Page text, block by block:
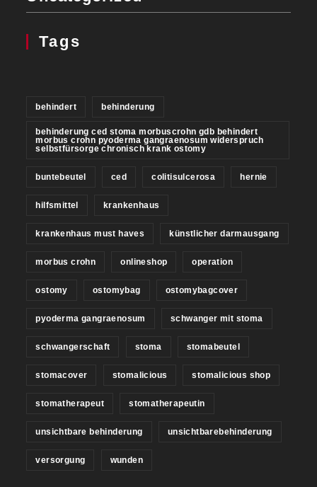
Tags
behindert behinderung
behinderung ced stoma morbuscrohn gdb behindert
morbus crohn pyoderma gangraenosum widerspruch
selbstfürsorge chronisch krank ostomy
buntebeutel ced colitisulcerosa hernie
hilfsmittel krankenhaus
krankenhaus must haves künstlicher darmausgang
morbus crohn onlineshop operation
ostomy ostomybag ostomybagcover
pyoderma gangraenosum schwanger mit stoma
schwangerschaft stoma stomabeutel
stomacover stomalicious stomalicious shop
stomatherapeut stomatherapeutin
unsichtbare behinderung unsichtbarebehinderung
versorgung wunden